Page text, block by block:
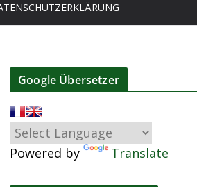
Google Übersetzer
Powered by Translate